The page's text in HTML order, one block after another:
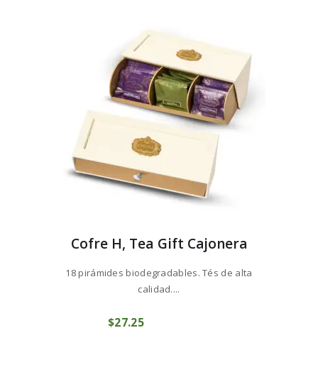
Cofre H, Tea Gift Cajonera
18 pirámides biodegradables. Tés de alta
calidad....
$27 25